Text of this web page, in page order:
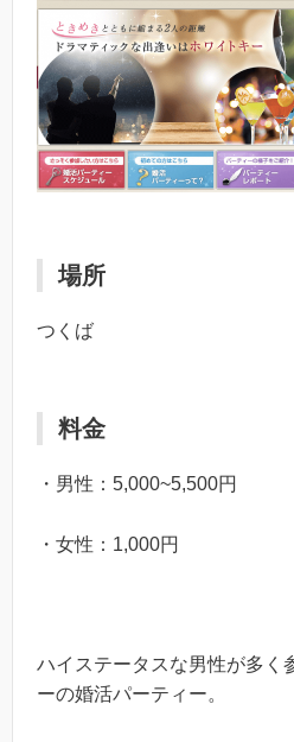
場所
つくば
料金
・男性：5,000~5,500円
・女性：1,000円
ハイステータスな男性が多く
ーの婚活パーティー。